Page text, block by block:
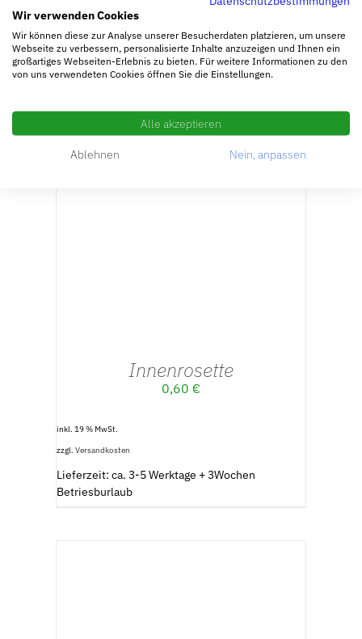
Lieferzeit: ca. 3-5 Werktage + 3Wochen
Betriesburlaub
Innenrosette
0,60 €
inkl. 19 % MwSt.
zzgl. Versandkosten
Lieferzeit: ca. 3-5 Werktage + 3Wochen
Betriesburlaub
Wir verwenden Cookies
Wir können diese zur Analyse unserer Besucherdaten platzieren, um unsere
Webseite zu verbessern, personalisierte Inhalte anzuzeigen und Ihnen ein
großartiges Webseiten-Erlebnis zu bieten. Für weitere Informationen zu den
von uns verwendeten Cookies öffnen Sie die Einstellungen.
Alle akzeptieren
Ablehnen Nein, anpassen